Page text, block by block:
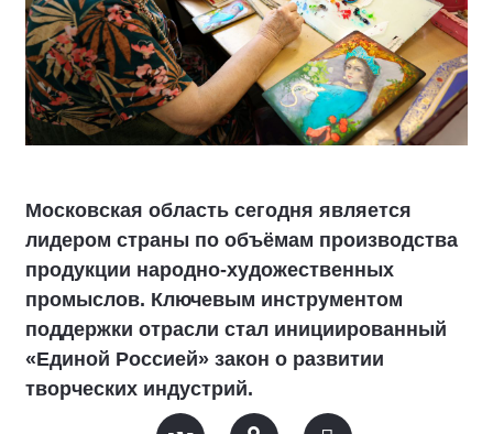
Московская область сегодня является
лидером страны по объёмам производства
продукции народно-художественных
промыслов. Ключевым инструментом
поддержки отрасли стал инициированный
«Единой Россией» закон о развитии
творческих индустрий.